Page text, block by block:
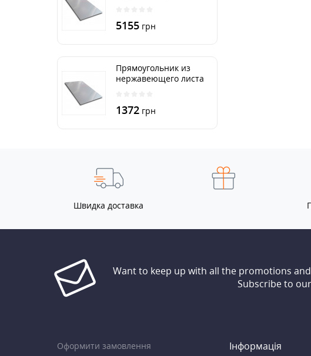
5155 грн
Прямоугольник из
нержавеющего листа
1372 грн
Швидка доставка
Want to keep up with all the promotions
Subscribe to
Оформити замовлення Інформація